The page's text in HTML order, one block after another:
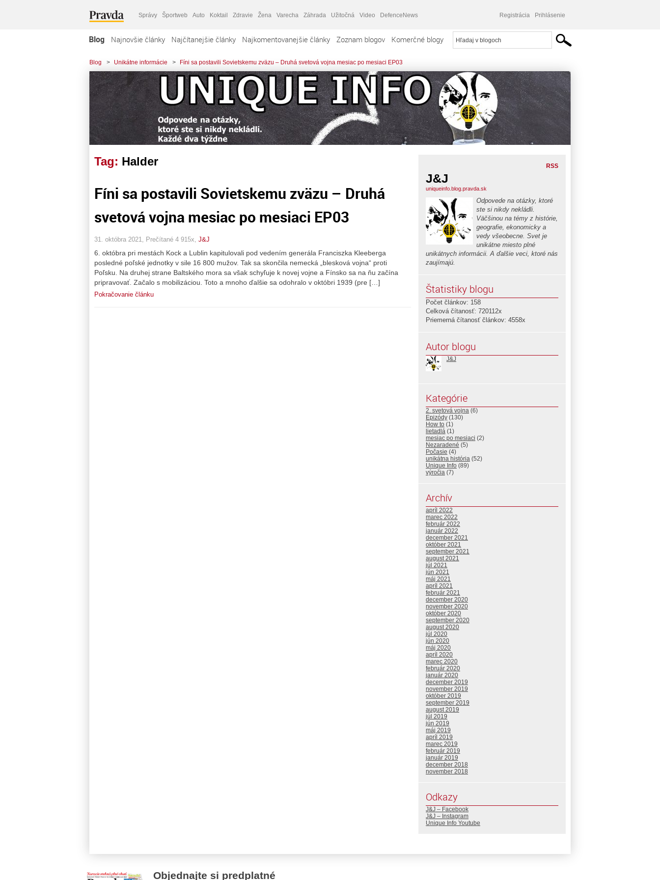
Správy Športweb Auto Koktail Zdravie Žena Varecha Záhrada Užitočná Video DefenceNews Registrácia Prihlásenie
Blog Najnovšie články Najčítanejšie články Najkomentovanejšie články Zoznam blogov Komerčné blogy
Blog > Unikátne informácie > Fíni sa postavili Sovietskemu zväzu – Druhá svetová vojna mesiac po mesiaci EP03
Tag: Halder
Fíni sa postavili Sovietskemu zväzu – Druhá
svetová vojna mesiac po mesiaci EP03
31. októbra 2021, Prečítané 4 915x, J&J
6. októbra pri mestách Kock a Lublin kapitulovali pod vedením generála Franciszka Kleeberga
posledné poľské jednotky v sile 16 800 mužov. Tak sa skončila nemecká „blesková vojna“ proti
Poľsku. Na druhej strane Baltského mora sa však schyľuje k novej vojne a Fínsko sa na ňu začína
pripravovať. Začalo s mobilizáciou. Toto a mnoho ďalšie sa odohralo v októbri 1939 (pre […]
Pokračovanie článku
RSS
J&J
uniqueinfo.blog.pravda.sk
Odpovede na otázky, ktoré
ste si nikdy nekládli.
Väčšinou na témy z histórie,
geografie, ekonomicky a
vedy všeobecne. Svet je
unikátne miesto plné
unikátnych informácii. A ďalšie veci, ktoré nás
zaujímajú.
Štatistiky blogu
Počet článkov: 158
Celková čítanosť: 720112x
Priemerná čítanosť článkov: 4558x
Autor blogu
J&J
Kategórie
2. svetová vojna (6)
Epizódy (130)
How to (1)
lietadlá (1)
mesiac po mesiaci (2)
Nezaradené (5)
Počasie (4)
unikátna história (52)
Unique Info (89)
výročia (7)
Archív
apríl 2022
marec 2022
február 2022
január 2022
december 2021
október 2021
september 2021
august 2021
júl 2021
jún 2021
máj 2021
apríl 2021
február 2021
december 2020
november 2020
október 2020
september 2020
august 2020
júl 2020
jún 2020
máj 2020
apríl 2020
marec 2020
február 2020
január 2020
december 2019
november 2019
október 2019
september 2019
august 2019
júl 2019
jún 2019
máj 2019
apríl 2019
marec 2019
február 2019
január 2019
december 2018
november 2018
Odkazy
J&J – Facebook
J&J – Instagram
Unique Info Youtube
Objednajte si predplatné